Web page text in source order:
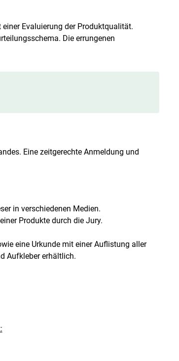
Evaluierung der Produktqualität.
Die errungenen
Eine zeitgerechte Anmeldung und
in verschiedenen Medien.
Produkte durch die Jury.
eine Urkunde mit einer Auflistung aller
Aufkleber erhältlich.